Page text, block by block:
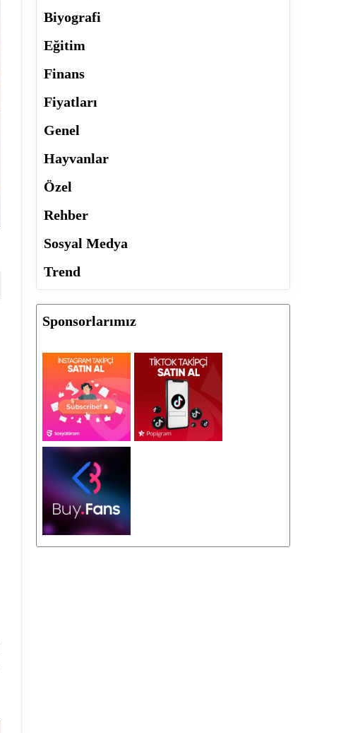
Biyografi
Eğitim
Finans
Fiyatları
Genel
Hayvanlar
Özel
Rehber
Sosyal Medya
Trend
Sponsorlarımız